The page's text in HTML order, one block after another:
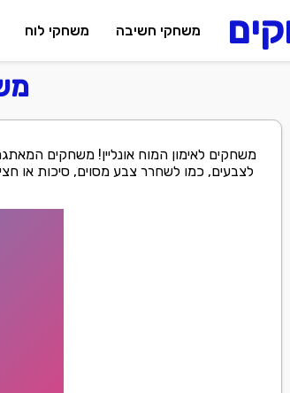
משחקי חשיבה משחקי לוח
משחקים לאימון המוח אונליין! משחקים
לצבעים, כמו לשחרר צבע מסוים, סיכות או